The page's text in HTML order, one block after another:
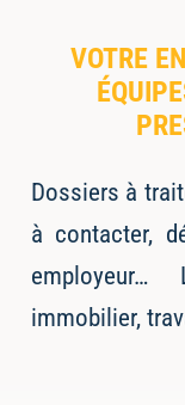
VOTRE
Dossiers à
à contacter,
employeur…
immobilier,